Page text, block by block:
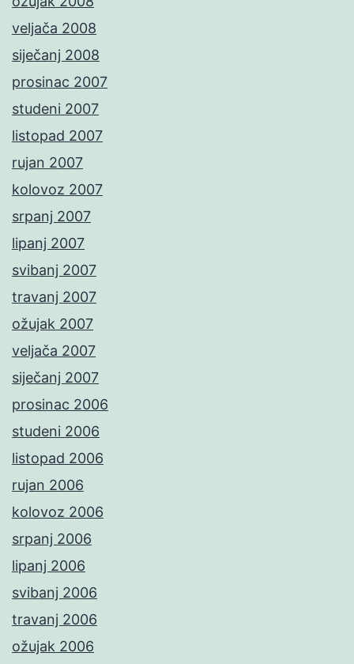
veljača 2008
siječanj 2008
prosinac 2007
studeni 2007
listopad 2007
rujan 2007
kolovoz 2007
srpanj 2007
lipanj 2007
svibanj 2007
travanj 2007
ožujak 2007
veljača 2007
siječanj 2007
prosinac 2006
studeni 2006
listopad 2006
rujan 2006
kolovoz 2006
srpanj 2006
lipanj 2006
svibanj 2006
travanj 2006
ožujak 2006